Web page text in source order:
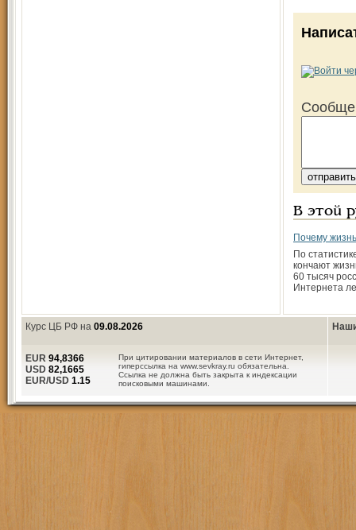
В этой
Почему
По
кончают
60 тысяч
Интернета
Курс ЦБ РФ на 09.08.2026
При цитировании материалов в сети Интернет,
гиперссылка на www.sevkray.ru обязательна.
Ссылка не должна быть закрыта к индексации
поисковыми машинами.
EUR 94,8366
USD 82,1665
EUR/USD 1.15